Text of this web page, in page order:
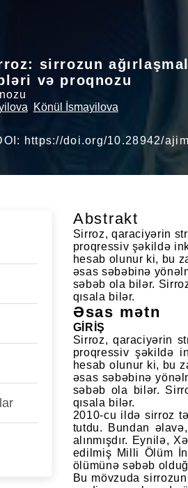
sirrozun
və proqnozu
, Könül İsmayilova
https://doi.org/10.28942/
Abstrakt
Sirroz, qaraciyərin
proqressiv şəkildə
hesab olunur ki, bu
əsas səbəbinə
səbəb ola bilər.
qısala bilər.
Əsas mətn
GİRİŞ
Sirroz, qaraciyərin
proqressiv şəkildə
hesab olunur ki, bu
əsas səbəbinə
səbəb ola bilər.
qısala bilər.
2010-cu ildə sirroz
tutdu. Bundan
alınmışdır. Eynilə,
edilmiş Milli Ölüm
ölümünə səbəb
Bu mövzuda